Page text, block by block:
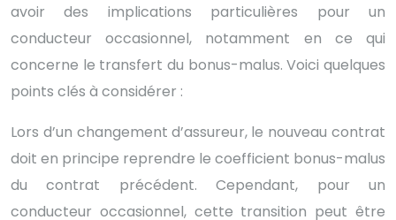
avoir des implications particulières pour un
conducteur occasionnel, notamment en ce qui
concerne le transfert du bonus-malus. Voici quelques
points clés à considérer :
Lors d’un changement d’assureur, le nouveau contrat
doit en principe reprendre le coefficient bonus-malus
du contrat précédent. Cependant, pour un
conducteur occasionnel, cette transition peut être